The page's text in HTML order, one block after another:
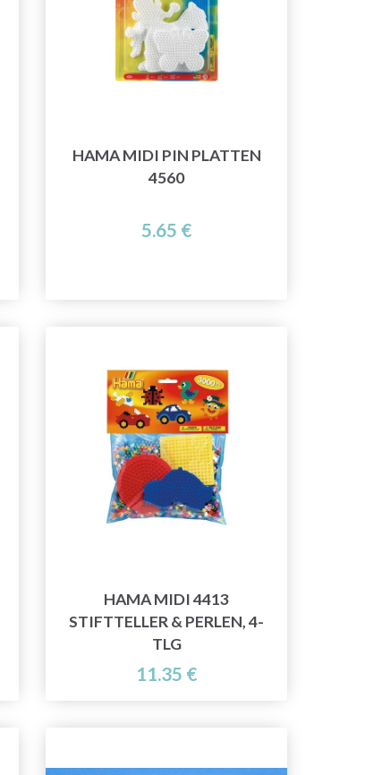
HAMA MIDI PIN PLATTEN
4560
5.65 €
HAMA MIDI 4413
STIFTTELLER & PERLEN, 4-
TLG
11.35 €